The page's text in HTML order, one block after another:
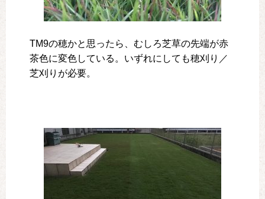
TM9の穂かと思ったら、むしろ芝草の先端が赤
茶色に変色している。いずれにしても穂刈り／
芝刈りが必要。